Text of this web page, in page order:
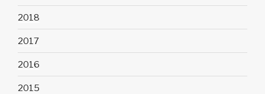
2018
2017
2016
2015